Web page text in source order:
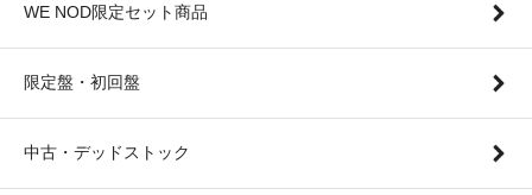
WE NOD限定セット商品
限定盤・初回盤
中古・デッドストック